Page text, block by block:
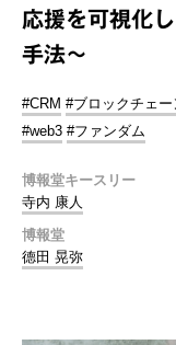
応援を可視化
手法～
#CRM #ブロックチェー
#web3 #ファンダム
博報堂キースリー
寺内 康人
博報堂
德田 晃弥